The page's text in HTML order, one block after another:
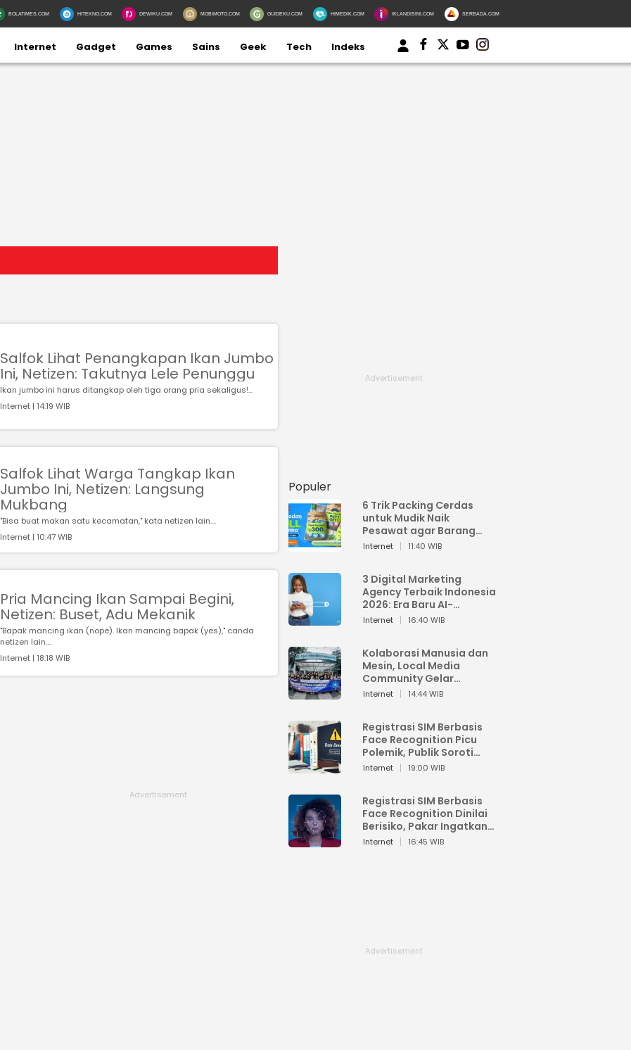
BOLATIMES.COM HITEKNO.COM DEWIKU.COM MOBIMOTO.COM GUIDEKU.COM HIMEDIK.COM IKLANDISINI.COM SERBADA.COM
Internet Gadget Games Sains Geek Tech Indeks
Salfok Lihat Penangkapan Ikan Jumbo
Ini, Netizen: Takutnya Lele Penunggu
Ikan jumbo ini harus ditangkap oleh tiga orang pria sekaligus!...
Internet | 14:19 WIB
Salfok Lihat Warga Tangkap Ikan
Jumbo Ini, Netizen: Langsung
Mukbang
"Bisa buat makan satu kecamatan," kata netizen lain....
Internet | 10:47 WIB
Pria Mancing Ikan Sampai Begini,
Netizen: Buset, Adu Mekanik
"Bapak mancing ikan (nope). Ikan mancing bapak (yes)," canda
netizen lain....
Internet | 18:18 WIB
Populer
6 Trik Packing Cerdas
untuk Mudik Naik
Pesawat agar Barang
Tidak Over Bagasi
Internet 11:40 WIB
3 Digital Marketing
Agency Terbaik Indonesia
2026: Era Baru AI-
Powered Marketing
Internet 16:40 WIB
Kolaborasi Manusia dan
Mesin, Local Media
Community Gelar
Workshop Google AI
Internet 14:44 WIB
Registrasi SIM Berbasis
Face Recognition Picu
Polemik, Publik Soroti
Risiko Kebocoran Data
Internet 19:00 WIB
Registrasi SIM Berbasis
Face Recognition Dinilai
Berisiko, Pakar Ingatkan
Ancaman Privasi dan
Internet 16:45 WIB